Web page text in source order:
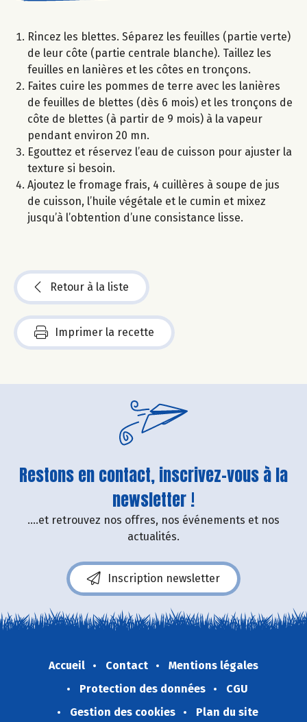
Rincez les blettes. Séparez les feuilles (partie verte)
de leur côte (partie centrale blanche). Taillez les
feuilles en lanières et les côtes en tronçons.
Faites cuire les pommes de terre avec les lanières
de feuilles de blettes (dès 6 mois) et les tronçons de
côte de blettes (à partir de 9 mois) à la vapeur
pendant environ 20 mn.
Egouttez et réservez l’eau de cuisson pour ajuster la
texture si besoin.
Ajoutez le fromage frais, 4 cuillères à soupe de jus
de cuisson, l’huile végétale et le cumin et mixez
jusqu’à l’obtention d’une consistance lisse.
Retour à la liste
Imprimer la recette
Restons en contact, inscrivez-vous à la
newsletter !
....et retrouvez nos offres, nos événements et nos
actualités.
Inscription newsletter
Accueil Contact
Mentions légales
Protection des données
CGU
Gestion des cookies
Plan du site